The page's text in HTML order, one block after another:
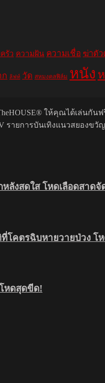
รัว ความฝัน ความเชื่อ ฆ่าตัว
ก ลิฟท์ วัด สหมงคลฟิล์ม หนัง
ให้คุณได้เล่น
รายการบันเทิงแนวสยองขวั
ลังสดใส โหดเลือดสาดจั
โคตรฉิบหายวายป่วง โ
หดสุดขีด!